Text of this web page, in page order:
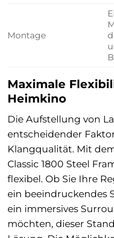
Montage
Maximale
Heimkino
Die Aufstellung von
entscheidender
Klangqualität. Mit
Classic 1800 Steel
flexibel. Ob Sie Ihre
ein beeindruckendes
ein immersives
möchten, dieser